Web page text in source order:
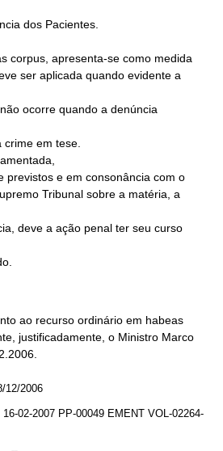
ao recurso ordinário em habeas
justificadamente, o Ministro Marco
12/2006
16-02-2007 PP-00049 EMENT VOL-02264-